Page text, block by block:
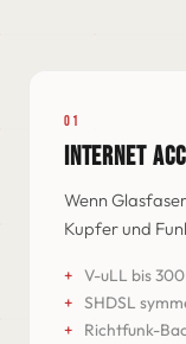
01
INTERNET
Wenn
Kupfer und
V-uLL bis
SHDSL
Richtfunk-